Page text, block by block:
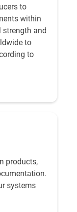
to
within
strength and
to
to
products,
systems